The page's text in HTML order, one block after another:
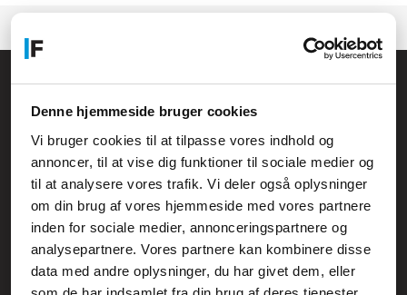
Denne hjemmeside bruger cookies
Vi bruger cookies til at tilpasse vores indhold og
annoncer, til at vise dig funktioner til sociale medier og
til at analysere vores trafik. Vi deler også oplysninger
om din brug af vores hjemmeside med vores partnere
inden for sociale medier, annonceringspartnere og
analysepartnere. Vores partnere kan kombinere disse
data med andre oplysninger, du har givet dem, eller
kundservice@fcomputer.se
Service- och reklamationsavdelningen:
service@fcomputer.se
Webbplatskarta
Kundcenter
3 veckors returrätt
Skapa klagomål
Datasäkerhet/cookies